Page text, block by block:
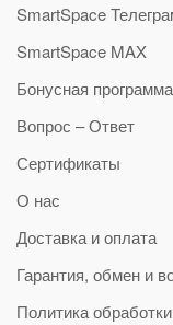
SmartSpace
SmartSpace MAX
Бонусная программа
Вопрос – Ответ
Сертификаты
О нас
Доставка и оплата
Гарантия, обмен и
Политика